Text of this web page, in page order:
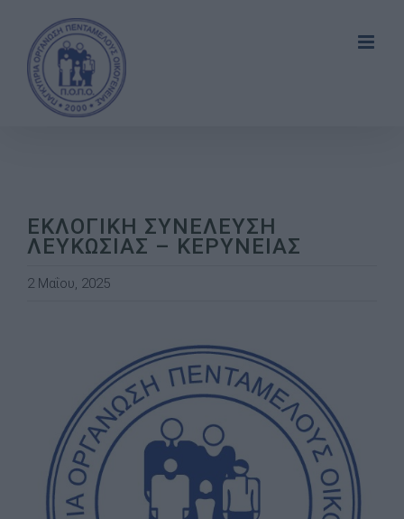
content
ΕΚΛΟΓΙΚΗ ΣΥΝΕΛΕΥΣΗ
ΛΕΥΚΩΣΙΑΣ – ΚΕΡΥΝΕΙΑΣ
2 Μαΐου, 2025